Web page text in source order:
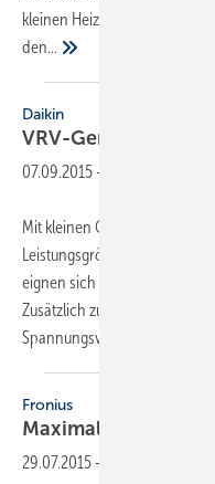
kleinen Heizräumen Platz.
den...
Daikin
VRV-Geräte auch
07.09.2015 -
Mit kleinen Geräten erweitert
Leistungsgrößen 4, 5, 6 und
eignen sich diese für
Zusätzlich zu den 4 bis 8 PS
Spannungsversorgung
Fronius
Maximale Leistung
29.07.2015 -